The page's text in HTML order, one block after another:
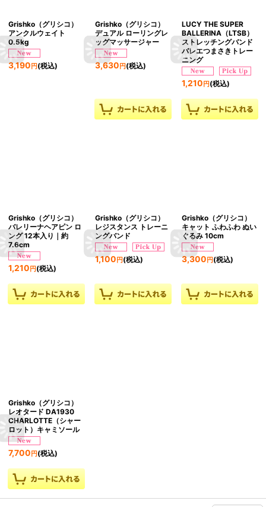
Grishko（グリシコ）
アンクルウェイト
0.5kg
3,190 円 (税込)
Grishko（グリシコ）
デュアル ローリングレ
ッグマッサージャー
3,630 円(税込)
LUCY THE SUPER
BALLERINA（LTSB）
ストレッチングバンド
バレエつまさきトレー
ニング
1,210 円(税込)
Grishko（グリシコ）
バレリーナヘアピン ロ
ング 12本入り｜約
7.6cm
1,210 円 (税込)
Grishko（グリシコ）
レジスタンス トレーニ
ングバンド
1,100 円(税込)
Grishko（グリシコ）
キャット ふわふわ ぬい
ぐるみ 10cm
3,300 円(税込)
Grishko（グリシコ）
レオタード DA1930
CHARLOTTE（シャー
ロット）キャミソール
7,700 円 (税込)